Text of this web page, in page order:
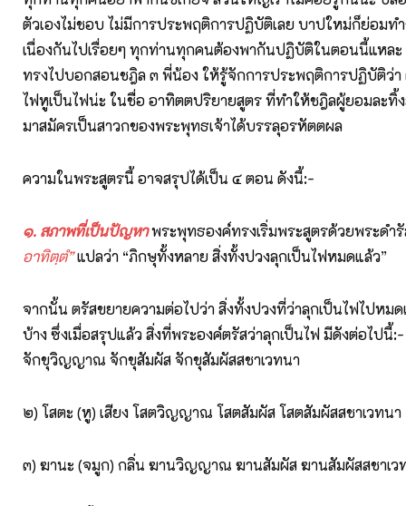
ตัวเองไม่ชอบ ไม่มีการประพฤติการปฏิบัติเลย บาปใหม่ก็ย่อมท
เนื่องกันไปเรื่อยๆ ทุกท่านทุกคนต้องพากันปฏิบัติในตอนนี้แหละ
ทรงไปบอกสอนชฎิล ๓ พี่น้อง ให้รู้จักการประพฤติการปฏิบัติว่า
ไฟหูเป็นไฟน่ะ ในชื่อ อาทิตตปริยายสูตร ที่ทำให้ชฎิลผู้ยอมละทิ้
มาสมัครเป็นสาวกของพระพุทธเจ้าได้บรรลุอรหัตตผล
ความในพระสูตรนี้ อาจสรุปได้เป็น ๔ ตอน ดังนี้:-
๑. สภาพที่เป็นปัญหาพระพุทธองค์ทรงเริ่มพระสูตรด้วยพระดำ
อาทิตฺตํ”แปลว่า “ภิกษุทั้งหลาย สิ่งทั้งปวงลุกเป็นไฟหมดแล้ว”
จากนั้น ตรัสขยายความต่อไปว่า สิ่งทั้งปวงที่ว่าลุกเป็นไฟไปหม
บ้าง ซึ่งเมื่อสรุปแล้ว สิ่งที่พระองค์ตรัสว่าลุกเป็นไฟ มีดังต่อไป
จักขุวิญญาณ จักขุสัมผัส จักขุสัมผัสสชาเวทนา
๒) โสตะ (หู) เสียง โสตวิญญาณ โสตสัมผัส โสตสัมผัสสชาเวทนา
๓) ฆานะ (จมูก) กลิ่น ฆานวิญญาณ ฆานสัมผัส ฆานสัมผัสสชาเว